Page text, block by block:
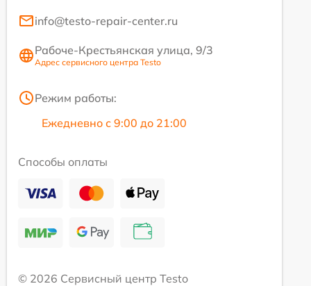
info@testo-repair-center.ru
Рабоче-Крестьянская улица, 9/3
Адрес сервисного центра Testo
Режим работы:
Ежедневно с 9:00 до 21:00
Способы оплаты
© 2026 Сервисный центр Testo